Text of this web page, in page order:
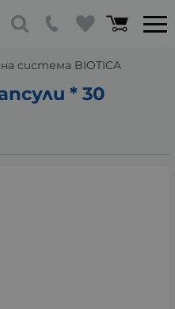
система BIOTICA
* 30